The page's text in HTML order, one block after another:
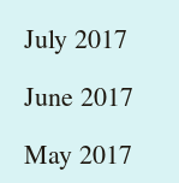
July 2017
June 2017
May 2017